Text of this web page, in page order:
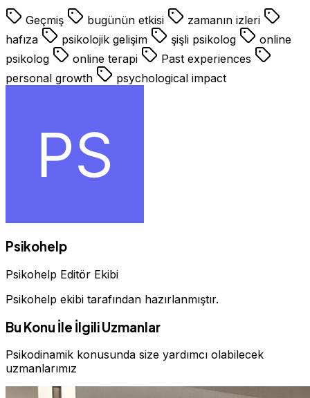
Geçmiş bugünün etkisi
zamanın izleri
hafıza
psikolojik gelişim şişli psikolog
online
psikolog
online terapi
Past experiences
personal growth
psychological impact
Psikohelp
Psikohelp Editör Ekibi
Psikohelp ekibi tarafından hazırlanmıştır.
Bu Konu İle İlgili Uzmanlar
Psikodinamik konusunda size yardımcı olabilecek
uzmanlarımız